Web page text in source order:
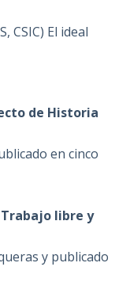
CSIC) El ideal
de Historia
en cinco
libre y
y publicado